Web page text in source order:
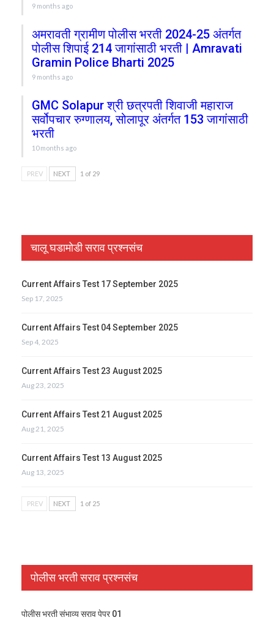
9 months ago
अमरावती ग्रामीण पोलीस भरती 2024-25 अंतर्गत
पोलीस शिपाई 214 जागांसाठी भरती | Amravati
Gramin Police Bharti 2025
9 months ago
GMC Solapur श्री छत्रपती शिवाजी महाराज
सर्वोपचार रुग्णालय, सोलापूर अंतर्गत 153 जागांसाठी
भरती
10 months ago
PREV NEXT 1 of 29
चालू घडामोडी सराव प्रश्नसंच
Current Affairs Test 17 September 2025
Sep 17, 2025
Current Affairs Test 04 September 2025
Sep 4, 2025
Current Affairs Test 23 August 2025
Aug 23, 2025
Current Affairs Test 21 August 2025
Aug 21, 2025
Current Affairs Test 13 August 2025
Aug 13, 2025
PREV NEXT 1 of 25
पोलीस भरती सराव प्रश्नसंच
पोलीस भरती संभाव्य सराव पेपर 01